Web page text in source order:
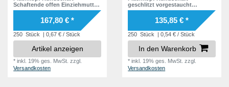
Schaftende offen Einziehmutter
Einnietmuttern - GO-FOUR
167,80 € *
250 Stück | 0,67 € / Stück
Artikel anzeigen
*inkl. 19% ges. MwSt. zzgl.
Versandkosten
geschlitzt vorgestaucht
Schaftende offen Einziehmutter
Einnietmuttern - GO-SPLIT
135,85 € *
250 Stück | 0,54 € / Stück
In den Warenkorb
*inkl. 19% ges. MwSt. zzgl.
Versandkosten